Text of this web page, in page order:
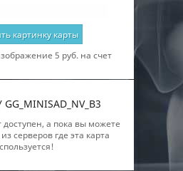
картинку карты
5 руб. на счет
доступен, а пока вы можете
серверов где эта карта